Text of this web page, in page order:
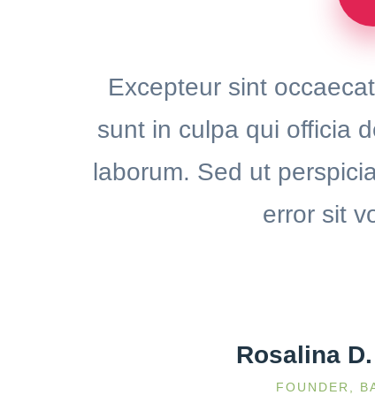
Excepteur sint
sunt in culpa qui officia
laborum. Sed ut
error sit
Rosalina
FOUNDER,